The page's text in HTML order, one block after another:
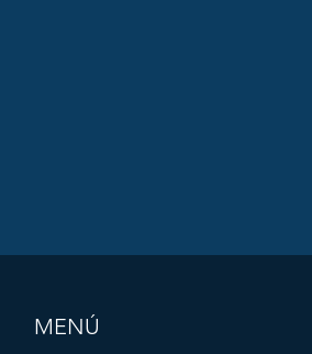
MENÚ